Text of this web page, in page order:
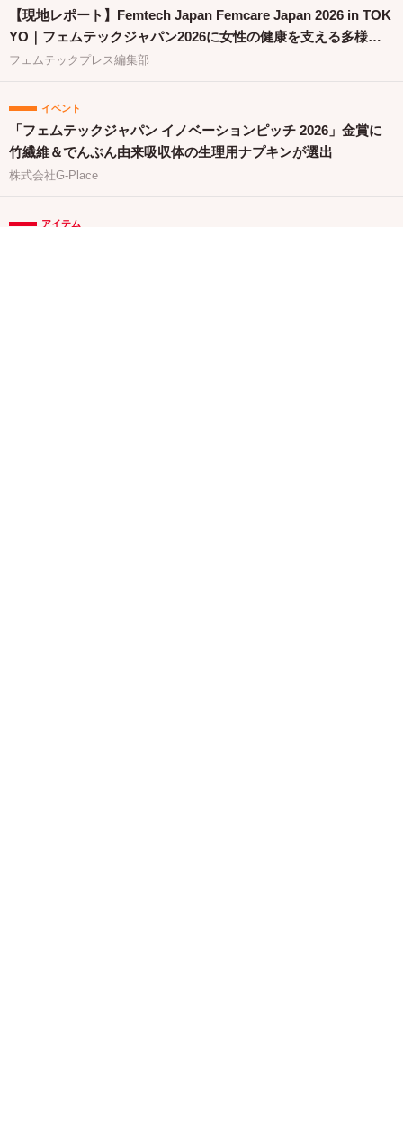
【現地レポート】Femtech Japan Femcare Japan 2026 in TOK
YO｜フェムテックジャパン2026に女性の健康を支える多様な
取り組みが集結
フェムテックプレス編集部
イベント
「フェムテックジャパン イノベーションピッチ 2026」金賞に
竹繊維＆でんぷん由来吸収体の生理用ナプキンが選出
株式会社G-Place
アイテム